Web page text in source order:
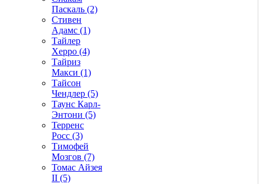
Паскаль (2)
Стивен
Адамс (1)
Тайлер
Херро (4)
Тайриз
Макси (1)
Тайсон
Чендлер (5)
Таунс Карл-
Энтони (5)
Терренс
Росс (3)
Тимофей
Мозгов (7)
Томас Айзея
II (5)